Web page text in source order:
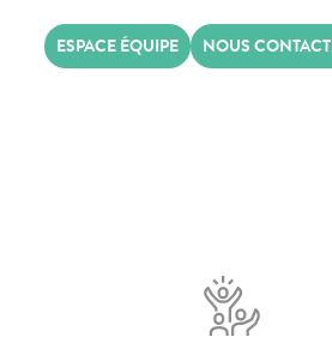
ESPACE ÉQUIPE NOUS